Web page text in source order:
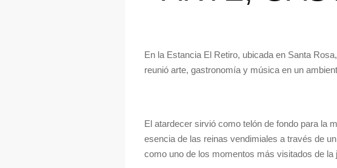
En la Estancia El Retiro, ubicada en Santa
reunió arte, gastronomía y música en un
El atardecer sirvió como telón de fondo para la
esencia de las reinas vendimiales a través de
como uno de los momentos más visitados de la